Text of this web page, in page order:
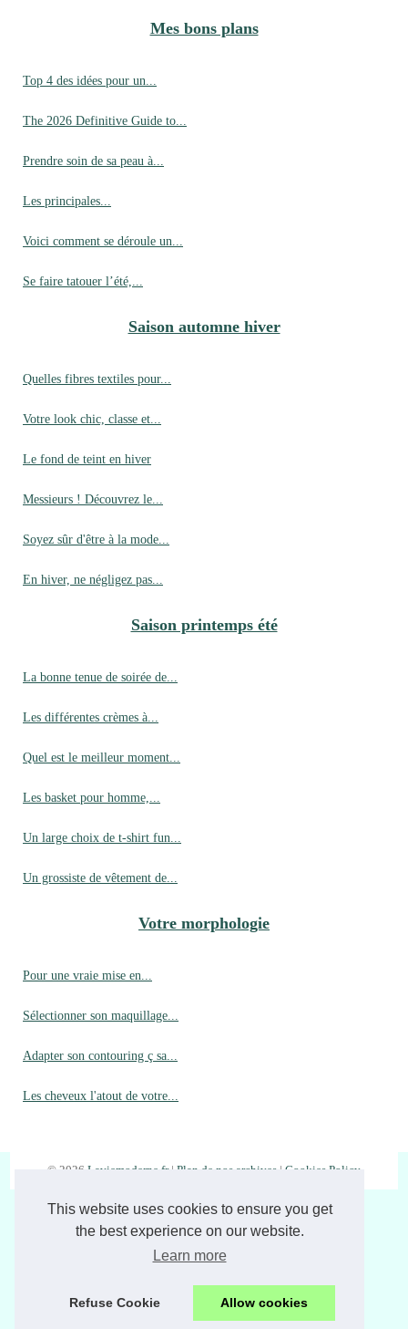
This website uses cookies to ensure you get
the best experience on our website.
Learn more
Refuse Cookie Allow cookies
Mes bons plans
Top 4 des idées pour un...
The 2026 Definitive Guide to...
Prendre soin de sa peau à...
Les principales...
Voici comment se déroule un...
Se faire tatouer l’été,...
Saison automne hiver
Quelles fibres textiles pour...
Votre look chic, classe et...
Le fond de teint en hiver
Messieurs ! Découvrez le...
Soyez sûr d'être à la mode...
En hiver, ne négligez pas...
Saison printemps été
La bonne tenue de soirée de...
Les différentes crèmes à...
Quel est le meilleur moment...
Les basket pour homme,...
Un large choix de t-shirt fun...
Un grossiste de vêtement de...
Votre morphologie
Pour une vraie mise en...
Sélectionner son maquillage...
Adapter son contouring ç sa...
Les cheveux l'atout de votre...
© 2026 Laviemoderne.fr| Plan de nos archives | Cookies Policy